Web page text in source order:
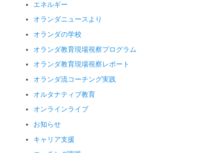
エネルギー
オランダニュースより
オランダの学校
オランダ教育現場視察プログラム
オランダ教育現場視察レポート
オランダ流コーチング実践
オルタナティブ教育
オンラインライブ
お知らせ
キャリア支援